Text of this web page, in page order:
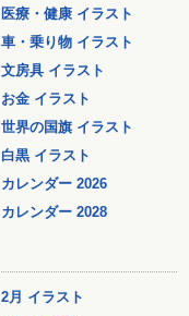
医療・健康 イラスト
車・乗り物 イラスト
文房具 イラスト
お金 イラスト
世界の国旗 イラスト
白黒 イラスト
カレンダー 2026
カレンダー 2028
2月 イラスト